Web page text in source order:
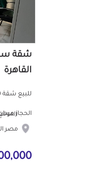
القاهرة
الحجاز ميدان
مصر